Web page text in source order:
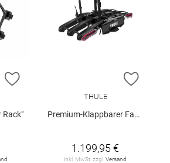
ZUR WUNSCHLISTE HINZUFÜGEN
Rack"
ZUR
THULE
Premium-Klappbarer Fahrradträger "Epos"
1.199,95 €
inkl. MwSt. zzgl. Versand